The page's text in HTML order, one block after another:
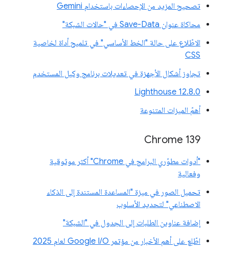
تصحيح المزيد من الإحصاءات باستخدام Gemini
محاكاة عنوان Save-Data في "حالات الشبكة"
الاطّلاع على حالة "الخط الأساسي" في تلميح أداة لخاصية
CSS
تجاوز أشكال الأجهزة في تعديلات برنامج وكيل المستخدم
‫Lighthouse 12.8.0
أهمّ الميزات المتنوعة
‫Chrome 139
"أدوات مطوّري البرامج في Chrome" أكثر موثوقية
وفعالية
تحميل الصور في ميزة "المساعدة المستندة إلى الذكاء
الاصطناعي" لتحديد الأسلوب
إضافة عناوين الطلبات إلى الجدول في "الشبكة"
اطّلِع على أهم الأخبار من مؤتمر Google I/O لعام 2025